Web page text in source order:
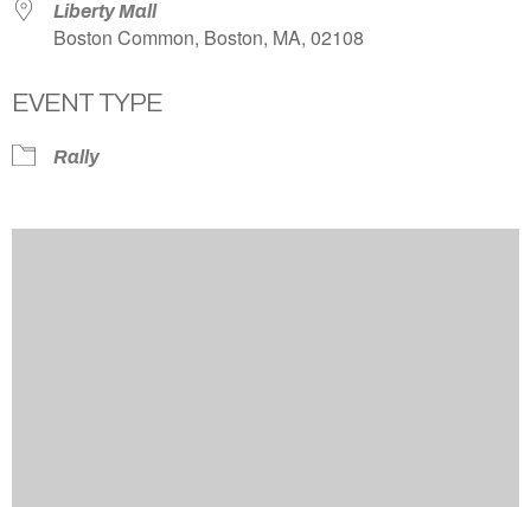
Liberty Mall
Boston Common, Boston, MA, 02108
EVENT TYPE
Rally